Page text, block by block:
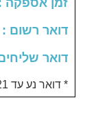
: דואר רשום
: דואר
דואר נע עד 21 ימי עסקים *